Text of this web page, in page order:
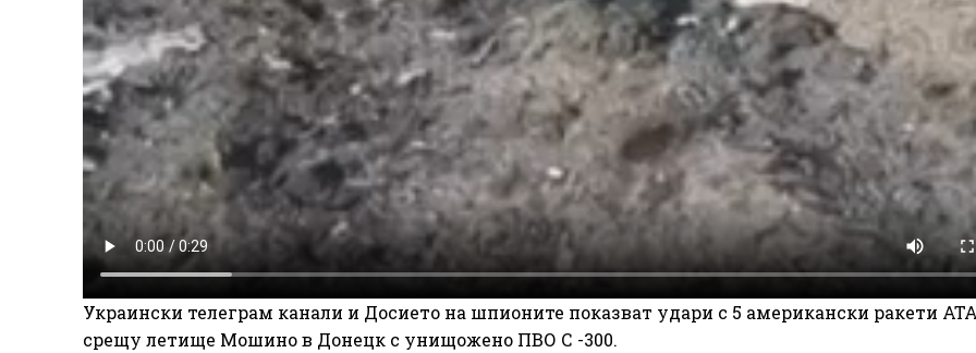
Украински телеграм канали и Досието на шпионите показват удари с 5 американски ракети
срещу летище Мошино в Донецк с унищожено ПВО С -300.